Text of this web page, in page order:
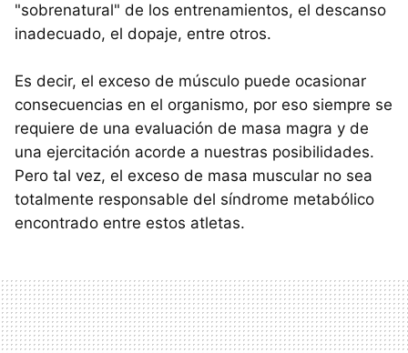
"sobrenatural" de los entrenamientos, el descanso
inadecuado, el dopaje, entre otros.
Es decir, el exceso de músculo puede ocasionar
consecuencias en el organismo, por eso siempre se
requiere de una evaluación de masa magra y de
una ejercitación acorde a nuestras posibilidades.
Pero tal vez, el exceso de masa muscular no sea
totalmente responsable del síndrome metabólico
encontrado entre estos atletas.